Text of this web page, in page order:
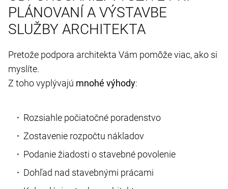
PLÁNOVANÍ A VÝSTAVBE
SLUŽBY ARCHITEKTA
Pretože podpora architekta Vám pomôže viac, ako si
myslíte.
Z toho vyplývajú mnohé výhody:
Rozsiahle počiatočné poradenstvo
Zostavenie rozpočtu nákladov
Podanie žiadosti o stavebné povolenie
Dohľad nad stavebnými prácami